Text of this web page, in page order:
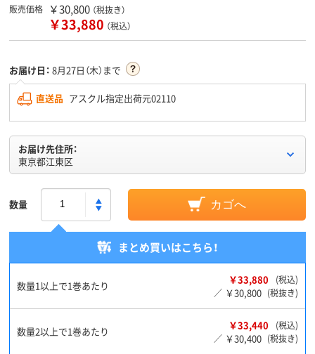
販売価格 ￥30,800 （税抜き）
￥33,880 （税込）
お届け日： 8月27日（木）まで
直送品 アスクル指定出荷元02110
お届け先住所：
東京都江東区
数量 カゴへ
まとめ買いはこちら！
数量1以上で1巻あたり ￥33,880
(税込)
／ ￥30,800 (税抜き)
数量2以上で1巻あたり ￥33,440
(税込)
／ ￥30,400 (税抜き)